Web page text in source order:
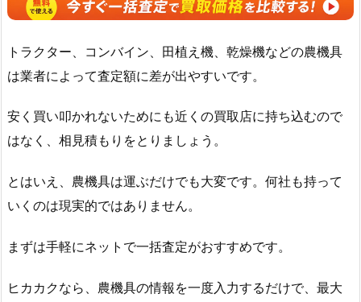
トラクター、コンバイン、田植え機、乾燥機などの農機具
は業者によって査定額に差が出やすいです。
安く買い叩かれないためにも近くの買取店に持ち込むので
はなく、相見積もりをとりましょう。
とはいえ、農機具は運ぶだけでも大変です。何社も持って
いくのは現実的ではありません。
まずは手軽にネットで一括査定がおすすめです。
ヒカカクなら、農機具の情報を一度入力するだけで、最大